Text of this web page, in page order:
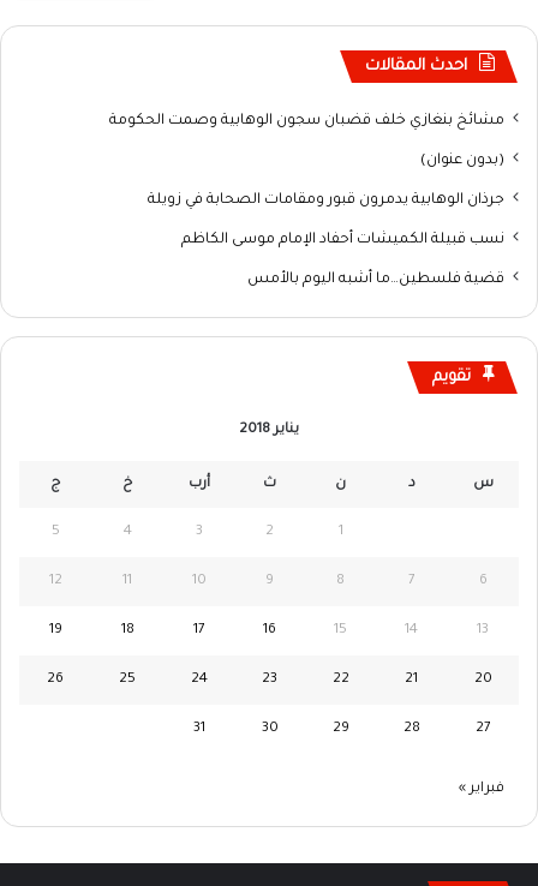
احدث المقالات
مشائخ بنغازي خلف قضبان سجون الوهابية وصمت الحكومة
(بدون عنوان)
جرذان الوهابية يدمرون قبور ومقامات الصحابة في زويلة
نسب قبيلة الكميشات أحفاد الإمام موسى الكاظم
قضية فلسطين…ما أشبه اليوم بالأمس
تقويم
يناير 2018
س د ن ث أرب خ ج
1
2
3
4
5
6
7
8
9
10
11
12
13
14
15
16
17
18
19
20
21
22
23
24
25
26
27
28
29
30
31
فبراير »